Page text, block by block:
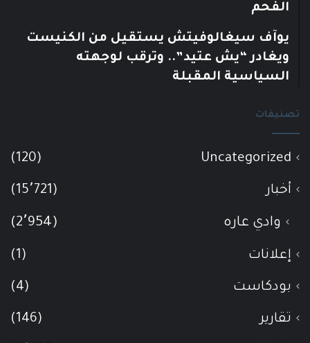
الفحم
يوآف سيغالوفيتش يستقيل من الكنيست
ويغادر “يش عتيد”.. وترقب لوجهته
السياسية المقبلة
تصنيفات
Uncategorized
(120)
أخبار (15٬721)
وادي عاره (2٬954)
إعلانات (1)
بودكاست (4)
تقارير (146)